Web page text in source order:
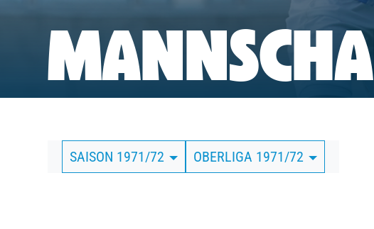
CLUBMITGLIEDSCHAFT
BUSINESS
SÜDKURVE
TICKETING
SAISON 1971/72 OBERLIGA 1971/72